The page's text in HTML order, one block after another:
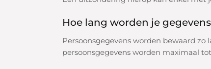
Hoe lang worden je
Persoonsgegevens worden bewaard
persoonsgegevens worden maximaal